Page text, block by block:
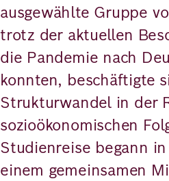
ausgewählte Gruppe
trotz der aktuellen
die Pandemie nach
konnten, beschäftigte
Strukturwandel in der
sozioökonomischen
Studienreise begann
einem gemeinsamen